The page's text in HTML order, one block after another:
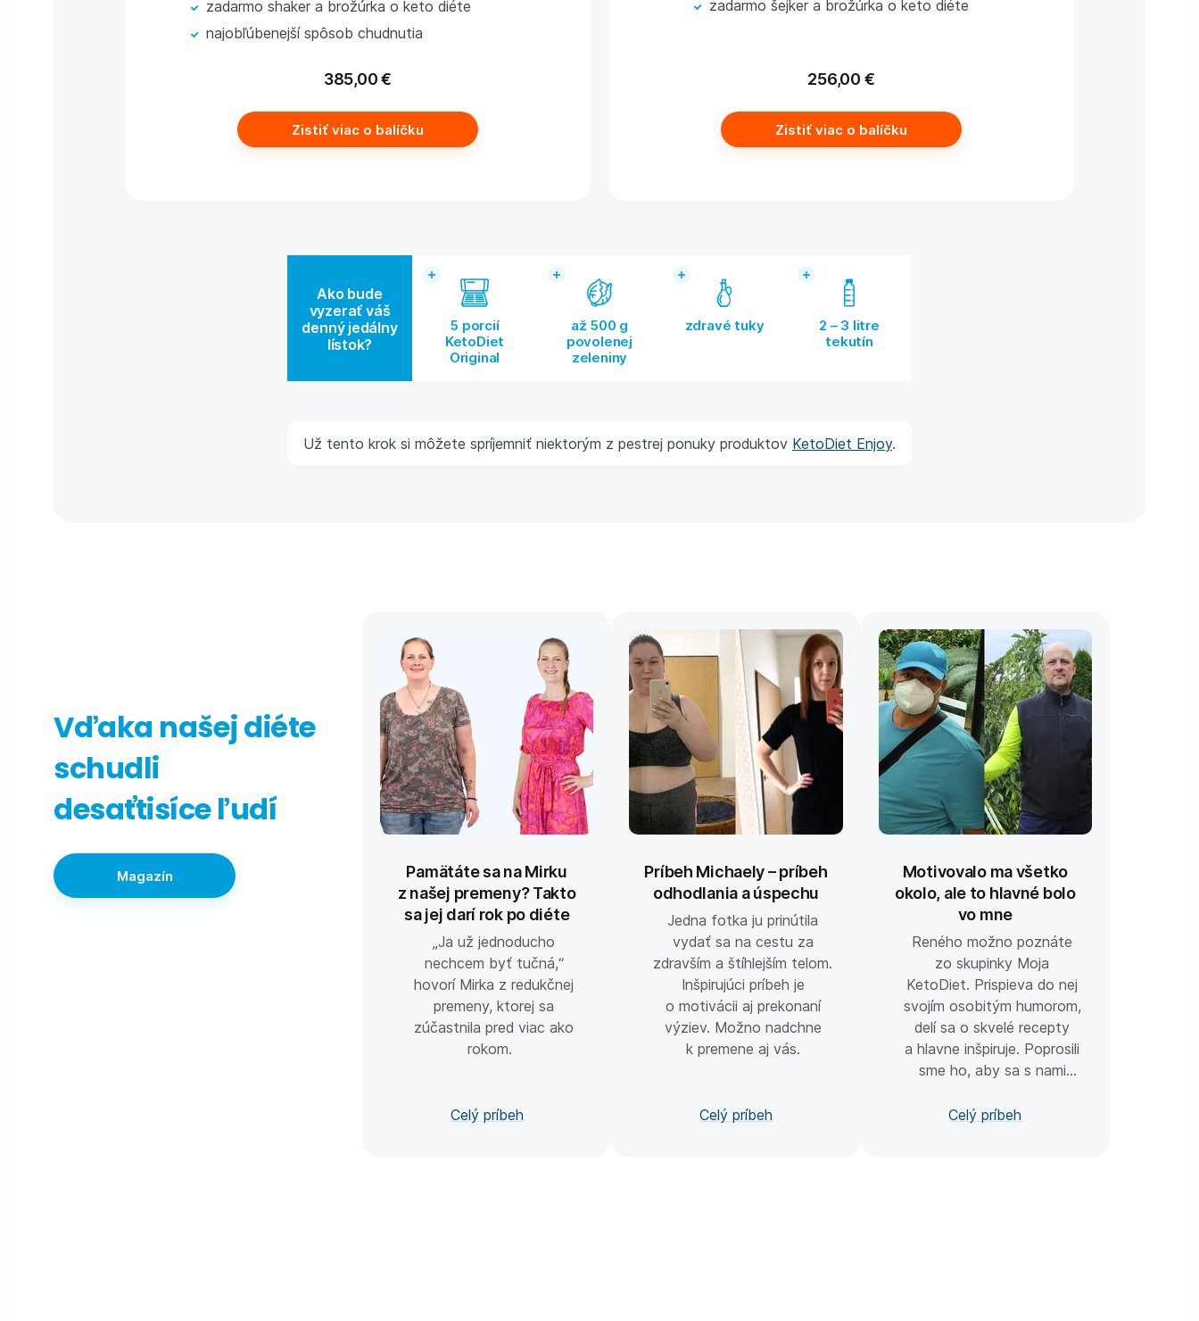
zadarmo shaker a brožúrka o keto diéte
najobľúbenejší spôsob chudnutia
385,00 €
Zistiť viac o balíčku
zadarmo šejker a brožúrka o keto diéte
256,00 €
Zistiť viac o balíčku
Ako bude
vyzerať váš
denný jedálny
lístok?
5 porcií
KetoDiet
Original
až 500 g
povolenej
zeleniny
zdravé tuky
2 – 3 litre
tekutín
Už tento krok si môžete spríjemniť niektorým z pestrej ponuky produktov KetoDiet Enjoy.
Vďaka našej diéte
schudli
desaťtisíce ľudí
Magazín
Pamätáte sa na Mirku
z našej premeny? Takto
sa jej darí rok po diéte
„Ja už jednoducho
nechcem byť tučná,“
hovorí Mirka z redukčnej
premeny, ktorej sa
zúčastnila pred viac ako
rokom.
Celý príbeh
Príbeh Michaely – príbeh
odhodlania a úspechu
Jedna fotka ju prinútila
vydať sa na cestu za
zdravším a štíhlejším telom.
Inšpirujúci príbeh je
o motivácii aj prekonaní
výziev. Možno nadchne
k premene aj vás.
Celý príbeh
Motivovalo ma všetko
okolo, ale to hlavné bolo
vo mne
Reného možno poznáte
zo skupinky Moja
KetoDiet. Prispieva do nej
svojím osobitým humorom,
delí sa o skvelé recepty
a hlavne inšpiruje. Poprosili
sme ho, aby sa s nami
o chudnutí. Súhlasil. A my
Celý príbeh